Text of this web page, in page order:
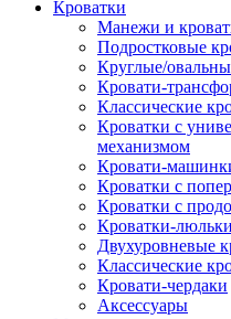
Кроватки
Манежи и
Подростковые
Круглые/
Кровати-
Классические
Кроватки с
механизмом
Кровати-
Кроватки с
Кроватки с
Кроватки-люльки
Двухуровневые
Классические
Кровати-чердаки
Аксессуары